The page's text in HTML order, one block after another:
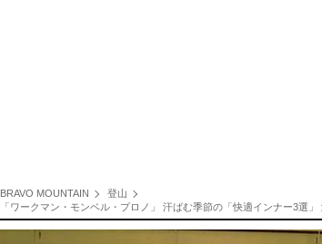
BRAVO MOUNTAIN
登山
「ワークマン・モンベル・プロノ」 汗ばむ季節の「快適インナー3選